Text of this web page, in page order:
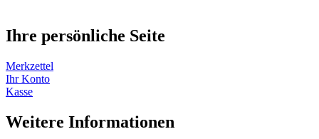
Ihre persönliche Seite
Merkzettel
Ihr Konto
Kasse
Weitere Informationen